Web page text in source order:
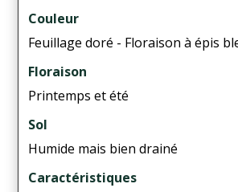
Couleur
Feuillage doré - Floraison à épis
Floraison
Printemps et été
Sol
Humide mais bien drainé
Caractéristiques